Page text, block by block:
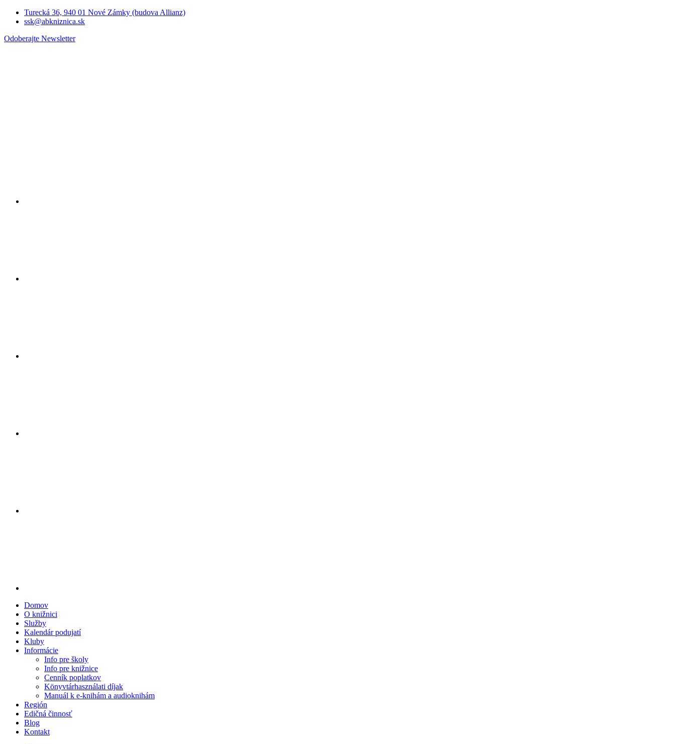
Turecká 36, 940 01 Nové Zámky (budova Allianz)
ssk@abkniznica.sk
Odoberajte Newsletter
Domov
O knižnici
Služby
Kalendár podujatí
Kluby
Informácie
Info pre školy
Info pre knižnice
Cenník poplatkov
Könyvtárhasználati díjak
Manuál k e-knihám a audioknihám
Región
Edičná činnosť
Blog
Kontakt